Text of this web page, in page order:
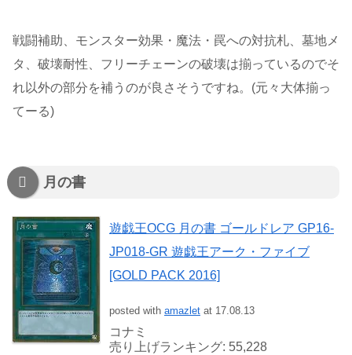
戦闘補助、モンスター効果・魔法・罠への対抗札、墓地メ
タ、破壊耐性、フリーチェーンの破壊は揃っているのでそ
れ以外の部分を補うのが良さそうですね。(元々大体揃っ
てーる)
月の書
遊戯王OCG 月の書 ゴールドレア GP16-
JP018-GR 遊戯王アーク・ファイブ
[GOLD PACK 2016]
posted with amazlet at 17.08.13
コナミ
売り上げランキング: 55,228